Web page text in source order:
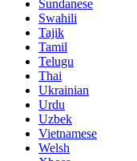
Sundanese
Swahili
Tajik
Tamil
Telugu
Thai
Ukrainian
Urdu
Uzbek
Vietnamese
Welsh